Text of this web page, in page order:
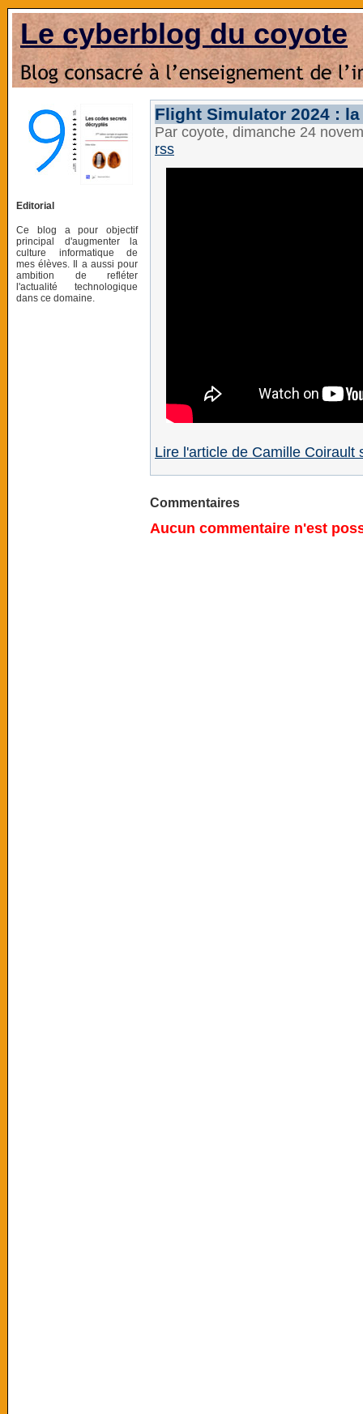
Le cyberblog du coyote
Editorial
Ce blog a pour objectif
principal d'augmenter la
culture informatique de
mes élèves. Il a aussi pour
ambition de refléter
l'actualité technologique
dans ce domaine.
Flight Simulator 2024 :
Par coyote, dimanche 24
rss
Lire l'article de Camille Coirault
Commentaires
Aucun commentaire n'est